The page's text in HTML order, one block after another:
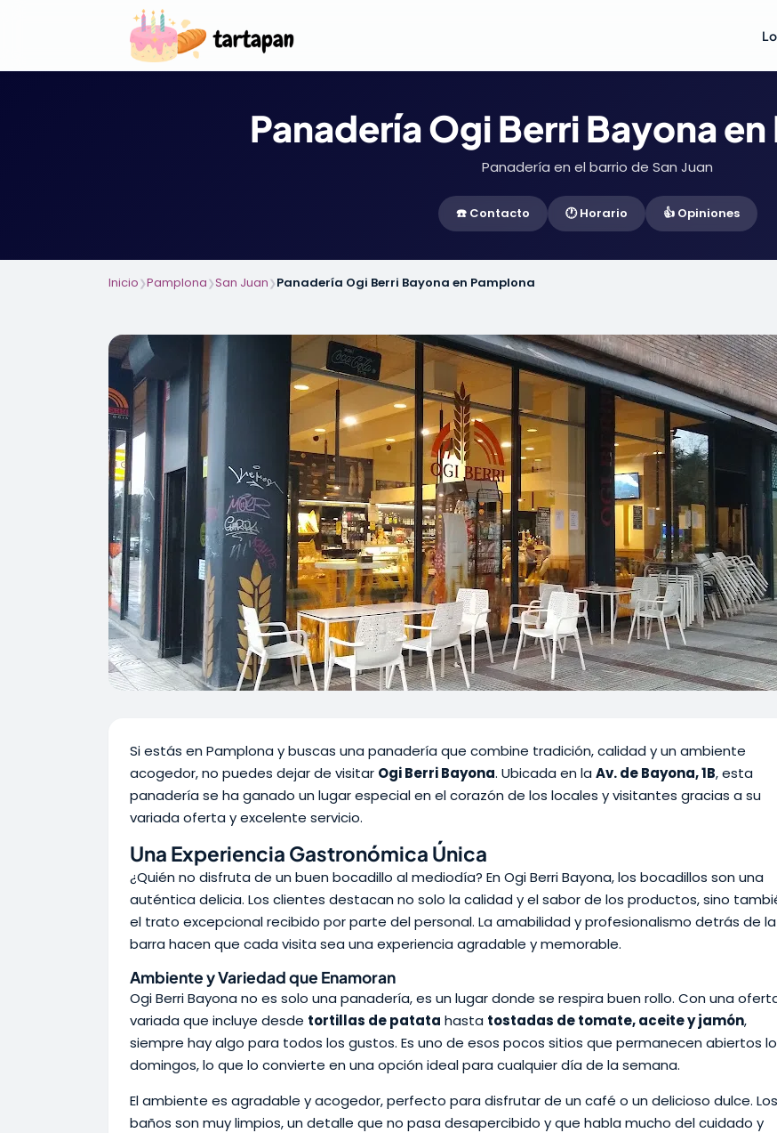
Panadería Ogi Berri Bayona
Panadería en el barrio de San Juan
☎️ Contacto 🕐 Horario 👍 Opiniones
Inicio❯Pamplona❯San Juan❯Panadería Ogi Berri Bayona en Pamplona
Si estás en Pamplona y buscas una panadería que combine tradición, calidad y un ambiente
acogedor, no puedes dejar de visitar Ogi Berri Bayona. Ubicada en la Av. de Bayona, 1B, esta
panadería se ha ganado un lugar especial en el corazón de los locales y visitantes gracias a su
variada oferta y excelente servicio.
Una Experiencia Gastronómica Única
¿Quién no disfruta de un buen bocadillo al mediodía? En Ogi Berri Bayona, los bocadillos son una
auténtica delicia. Los clientes destacan no solo la calidad y el sabor de los productos, sino
el trato excepcional recibido por parte del personal. La amabilidad y profesionalismo detrás de la
barra hacen que cada visita sea una experiencia agradable y memorable.
Ambiente y Variedad que Enamoran
Ogi Berri Bayona no es solo una panadería, es un lugar donde se respira buen rollo. Con una
variada que incluye desde tortillas de patata hasta tostadas de tomate, aceite y jamón,
siempre hay algo para todos los gustos. Es uno de esos pocos sitios que permanecen abiertos
domingos, lo que lo convierte en una opción ideal para cualquier día de la semana.
El ambiente es agradable y acogedor, perfecto para disfrutar de un café o un delicioso dulce. Los
baños son muy limpios, un detalle que no pasa desapercibido y que habla mucho del cuidado y